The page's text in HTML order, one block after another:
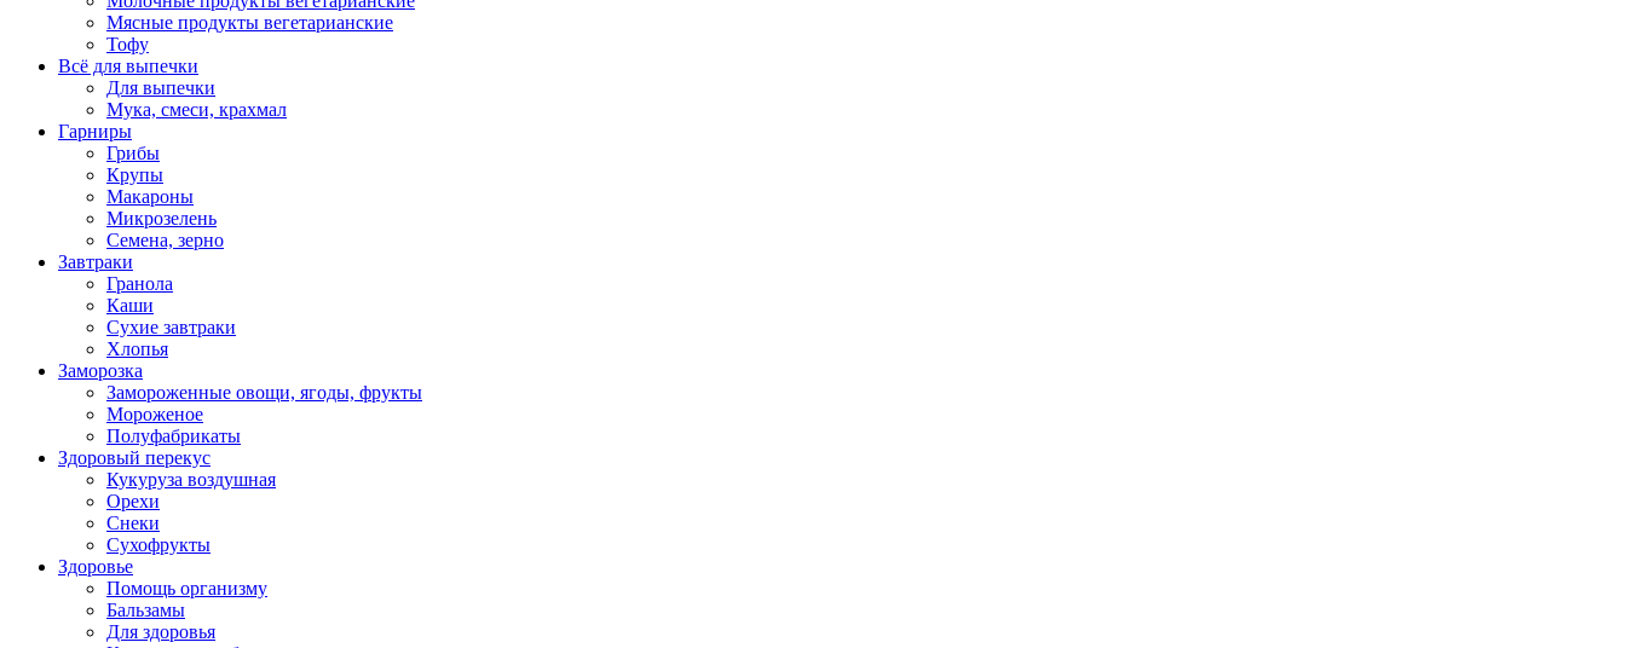
Мясные продукты вегетарианские
Тофу
Всё для выпечки
Для выпечки
Мука, смеси, крахмал
Гарниры
Грибы
Крупы
Макароны
Микрозелень
Семена, зерно
Завтраки
Гранола
Каши
Сухие завтраки
Хлопья
Заморозка
Замороженные овощи, ягоды, фрукты
Мороженое
Полуфабрикаты
Здоровый перекус
Кукуруза воздушная
Орехи
Снеки
Сухофрукты
Здоровье
Помощь организму
Бальзамы
Для здоровья